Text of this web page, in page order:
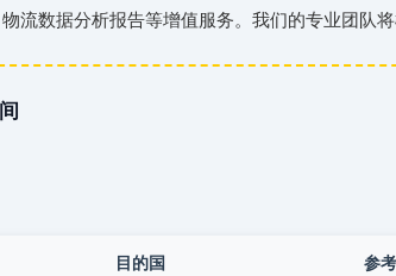
流数据分析报告等增值服务。我们的专业团队
目的国 参